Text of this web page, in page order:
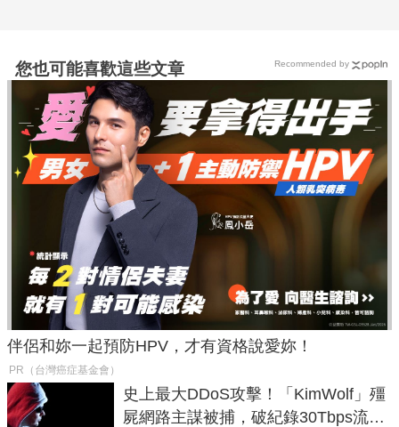
您也可能喜歡這些文章
伴侶和妳一起預防HPV，才有資格說愛妳！
PR（台灣癌症基金會）
史上最大DDoS攻擊！「KimWolf」殭
屍網路主謀被捕，破紀錄30Tbps流量
Recommended by